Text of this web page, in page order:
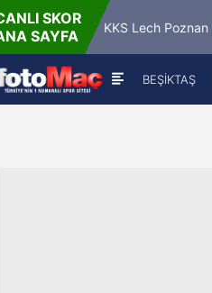
SKOR
SAYFAKKS Lech Poznan
BEŞİKTAŞ